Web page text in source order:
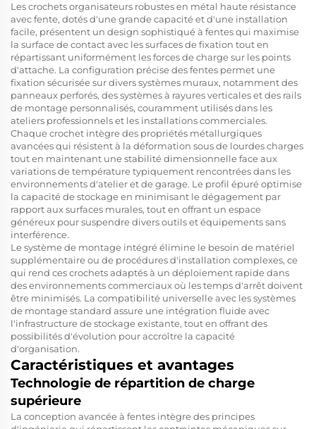
Les crochets organisateurs robustes en métal haute résistance
avec fente, dotés d'une grande capacité et d'une installation
facile, présentent un design sophistiqué à fentes qui maximise
la surface de contact avec les surfaces de fixation tout en
répartissant uniformément les forces de charge sur les points
d'attache. La configuration précise des fentes permet une
fixation sécurisée sur divers systèmes muraux, notamment des
panneaux perforés, des systèmes à rayures verticales et des rails
de montage personnalisés, couramment utilisés dans les
ateliers professionnels et les installations commerciales.
Chaque crochet intègre des propriétés métallurgiques
avancées qui résistent à la déformation sous de lourdes charges
tout en maintenant une stabilité dimensionnelle face aux
variations de température typiquement rencontrées dans les
environnements d'atelier et de garage. Le profil épuré optimise
la capacité de stockage en minimisant le dégagement par
rapport aux surfaces murales, tout en offrant un espace
généreux pour suspendre divers outils et équipements sans
interférence.
Le système de montage intégré élimine le besoin de matériel
supplémentaire ou de procédures d'installation complexes, ce
qui rend ces crochets adaptés à un déploiement rapide dans
des environnements commerciaux où les temps d'arrêt doivent
être minimisés. La compatibilité universelle avec les systèmes
de montage standard assure une intégration fluide avec
l'infrastructure de stockage existante, tout en offrant des
possibilités d'évolution pour accroître la capacité
d'organisation.
Caractéristiques et avantages
Technologie de répartition de charge
supérieure
La conception avancée à fentes intègre des principes